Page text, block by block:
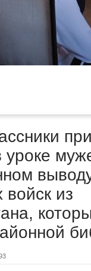
уроке
войск из